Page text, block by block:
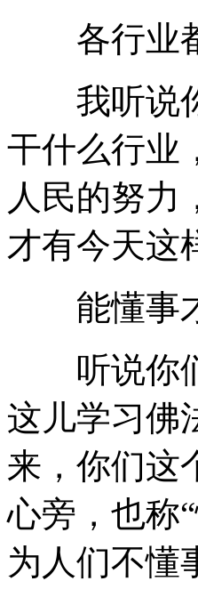
各行业都
我听说你
干什么行业
人民的努力
才有今天这
能懂事才
听说你们
这儿学习佛
来，你们这
心旁，也称
为人们不懂